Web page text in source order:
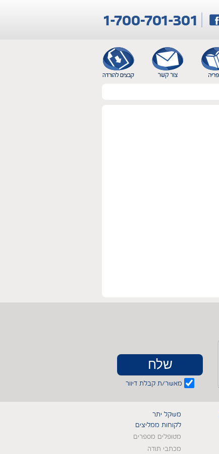
מאשר/ת קבלת דיוור
משקל יתר
לקוחות ממליצים
מטופלים מספרים
מכתבי תודה